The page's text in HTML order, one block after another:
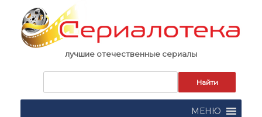
content
лучшие отечественные сериалы
поиска:
МЕНЮ